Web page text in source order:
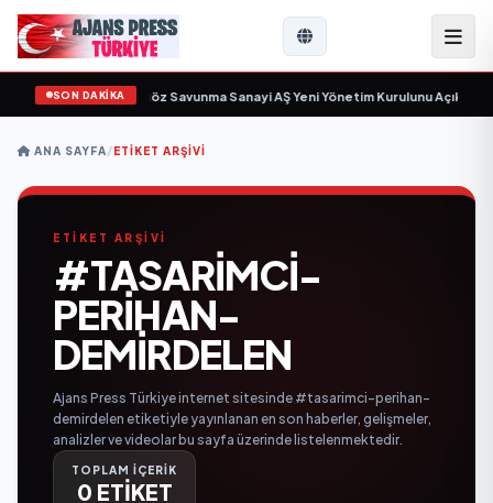
SON DAKİKA
gün sayıyor• Açıkgöz Savunma Sanayi AŞ Yeni Yönetim Kurulunu
ANA SAYFA/ETIKET ARŞIVI
ETİKET ARŞİVİ
#TASARIMCI-
PERIHAN-
DEMIRDELEN
Ajans Press Türkiye internet sitesinde #tasarimci-perihan-
demirdelen etiketiyle yayınlanan en son haberler, gelişmeler,
analizler ve videolar bu sayfa üzerinde listelenmektedir.
TOPLAM İÇERİK
0 ETİKET